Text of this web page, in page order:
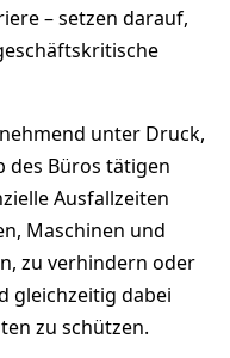
– setzen darauf,
unter Druck,
des Büros tätigen
Ausfallzeiten
Maschinen und
zu verhindern oder
gleichzeitig dabei
zu schützen.